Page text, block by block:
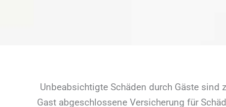
Unbeabsichtigte Schäden durch Gäste
Gast abgeschlossene Versicherung für